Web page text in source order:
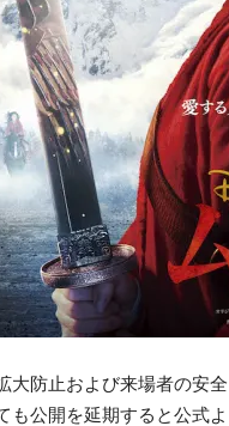
大防止および来場者の安
も公開を延期すると公式